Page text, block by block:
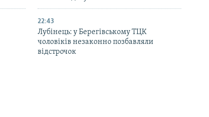
22:43
Лубінець: у Берегівському ТЦК
чоловіків незаконно позбавляли
відстрочок